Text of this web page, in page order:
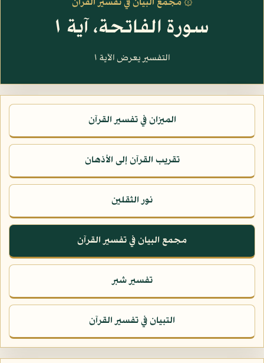
۞ مجمع البيان في تفسير القرآن
سورة الفاتحة، آية ١
التفسير يعرض الآية ١
الميزان في تفسير القرآن
تقريب القرآن إلى الأذهان
نور الثقلين
مجمع البيان في تفسير القرآن
تفسير شبر
التبيان في تفسير القرآن